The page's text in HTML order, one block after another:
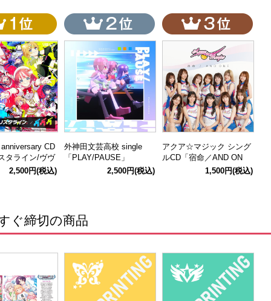
CD
ライン/ヴヴ
2,500円(税込)
外神田文芸高校 single
「PLAY/PAUSE」
2,500円(税込)
アクア☆マジック シング
ルCD「宿命／AND ON
1,500円(税込)
ぐ締切の商品